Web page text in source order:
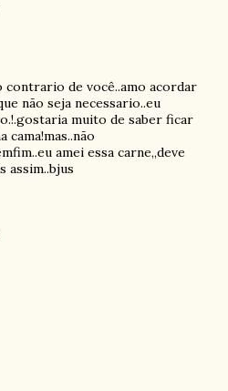
contrario de você..amo acordar
não seja necessario..eu
muito de saber ficar
cama!mas..não
amei essa carne,,deve
assim..bjus